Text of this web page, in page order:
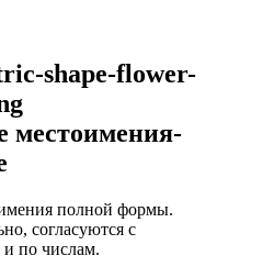
местоимения-
полной формы.
согласуются с
по числам.